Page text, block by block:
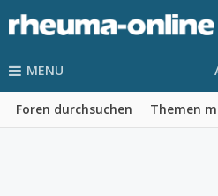
MENU
Foren durchsuchen Themen